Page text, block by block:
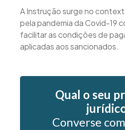
A Instrução surge no
pela pandemia da Covid-19
facilitar as condições de
aplicadas aos sancionados.
Qual o seu
Converse